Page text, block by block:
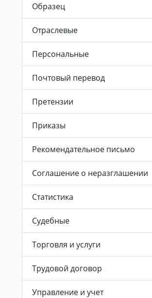
Образец
Отраслевые
Персональные
Почтовый перевод
Претензии
Приказы
Рекомендательное письмо
Соглашение о неразглашении
Статистика
Судебные
Торговля и услуги
Трудовой договор
Управление и учет